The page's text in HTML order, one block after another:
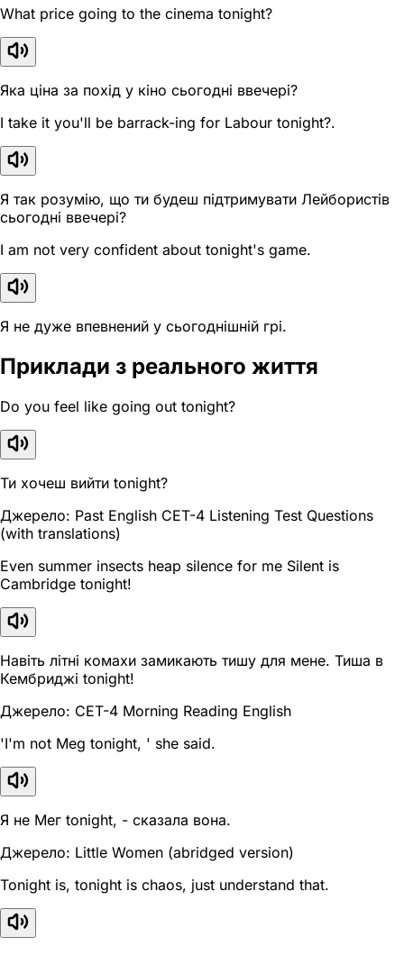
What price going to the cinema tonight?
Яка ціна за похід у кіно сьогодні ввечері?
I take it you'll be barrack-ing for Labour tonight?.
Я так розумію, що ти будеш підтримувати Лейбористів
сьогодні ввечері?
I am not very confident about tonight's game.
Я не дуже впевнений у сьогоднішній грі.
Приклади з реального життя
Do you feel like going out tonight?
Ти хочеш вийти tonight?
Джерело: Past English CET-4 Listening Test Questions
(with translations)
Even summer insects heap silence for me Silent is
Cambridge tonight!
Навіть літні комахи замикають тишу для мене. Тиша в
Кембриджі tonight!
Джерело: CET-4 Morning Reading English
'I'm not Meg tonight, ' she said.
Я не Мег tonight, - сказала вона.
Джерело: Little Women (abridged version)
Tonight is, tonight is chaos, just understand that.